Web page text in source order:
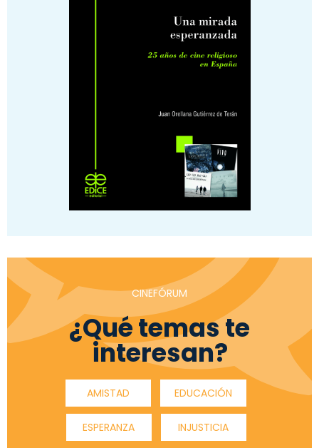
CINEFÓRUM
¿Qué temas te
interesan?
AMISTAD EDUCACIÓN
ESPERANZA INJUSTICIA